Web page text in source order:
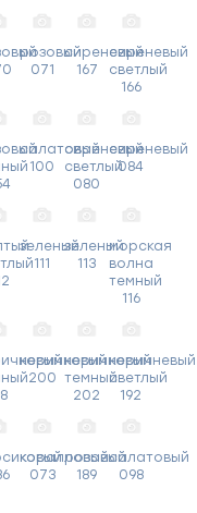
розовый
071
сиреневый
167
сиреневый
светлый
166
салатовый
100
сиреневый
светлый
080
сиреневый
084
зеленый
111
зеленый
113
морская
волна
темный
116
коричневый
200
коричневый
темный
202
коричневый
светлый
192
коралловый
073
розовый
189
салатовый
098